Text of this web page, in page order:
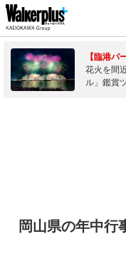
【臨港パ
花火を間
ル」鑑賞
岡山県の年中行